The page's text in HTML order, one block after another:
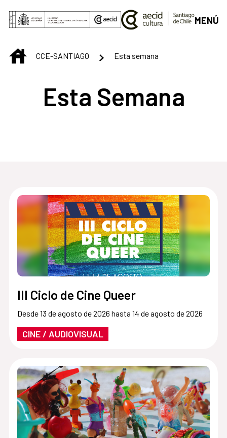
Saltar al contenido principal
MENÚ
INICIOCCE-SANTIAGO Esta semana
Esta Semana
III Ciclo de Cine Queer
Desde 13 de agosto de 2026 hasta 14 de agosto de 2026
CINE / AUDIOVISUAL